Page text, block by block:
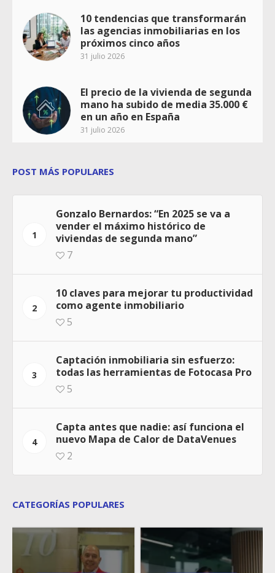
10 tendencias que transformarán
las agencias inmobiliarias en los
próximos cinco años
31 julio 2026
El precio de la vivienda de segunda
mano ha subido de media 35.000 €
en un año en España
31 julio 2026
POST MÁS POPULARES
1
Gonzalo Bernardos: “En 2025 se va a
vender el máximo histórico de
viviendas de segunda mano”
7
2
10 claves para mejorar tu productividad
como agente inmobiliario
5
3
Captación inmobiliaria sin esfuerzo:
todas las herramientas de Fotocasa Pro
5
4
Capta antes que nadie: así funciona el
nuevo Mapa de Calor de DataVenues
2
CATEGORÍAS POPULARES